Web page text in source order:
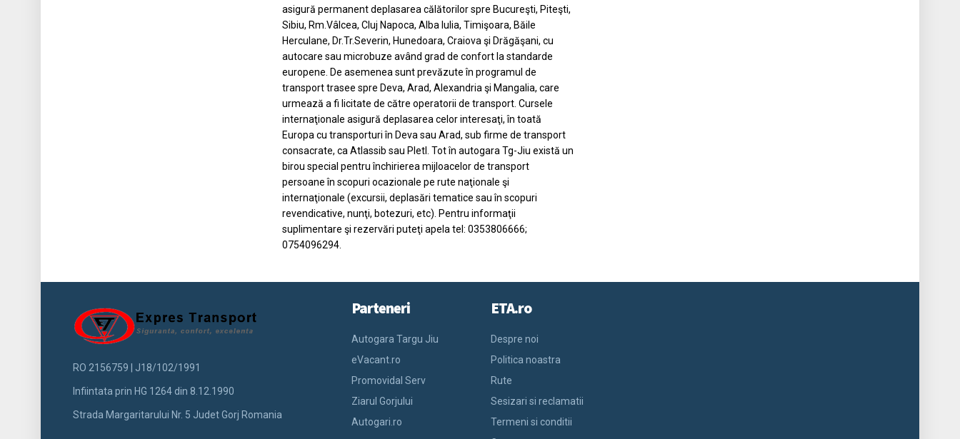
asigură permanent deplasarea călătorilor spre Bucureşti, Piteşti,
Sibiu, Rm.Vâlcea, Cluj Napoca, Alba Iulia, Timişoara, Băile
Herculane, Dr.Tr.Severin, Hunedoara, Craiova şi Drăgăşani, cu
autocare sau microbuze având grad de confort la standarde
europene. De asemenea sunt prevăzute în programul de
transport trasee spre Deva, Arad, Alexandria şi Mangalia, care
urmează a fi licitate de către operatorii de transport. Cursele
internaţionale asigură deplasarea celor interesaţi, în toată
Europa cu transporturi în Deva sau Arad, sub firme de transport
consacrate, ca Atlassib sau Pletl. Tot în autogara Tg-Jiu există un
birou special pentru închirierea mijloacelor de transport
persoane în scopuri ocazionale pe rute naţionale şi
internaţionale (excursii, deplasări tematice sau în scopuri
revendicative, nunţi, botezuri, etc). Pentru informaţii
suplimentare şi rezervări puteţi apela tel: 0353806666;
0754096294.
RO 2156759 | J18/102/1991
Infiintata prin HG 1264 din 8.12.1990
Strada Margaritarului Nr. 5 Judet Gorj Romania
Parteneri
Autogara Targu Jiu
eVacant.ro
Promovidal Serv
Ziarul Gorjului
Autogari.ro
ETA.ro
Despre noi
Politica noastra
Rute
Sesizari si reclamatii
Termeni si conditii